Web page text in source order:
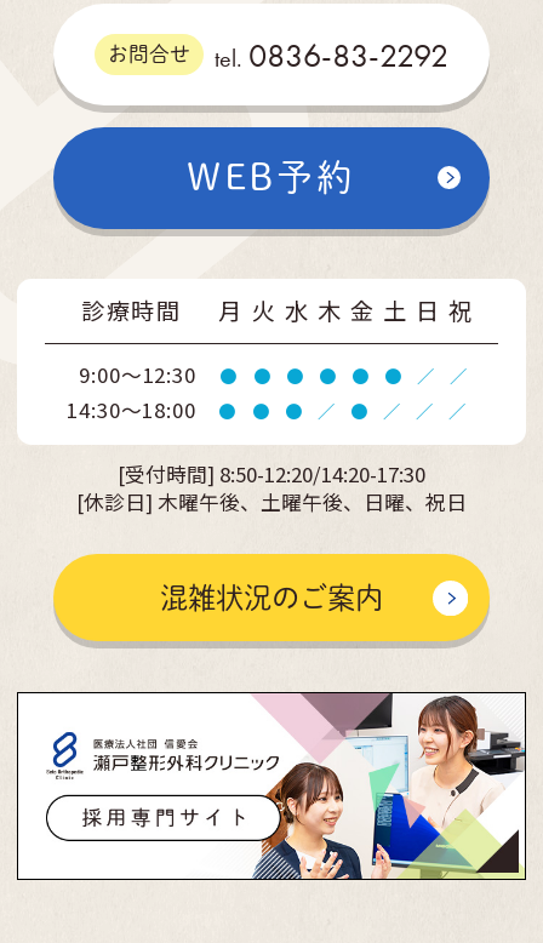
お問合せ tel. 0836-83-2292
WEB予約
診療時間 月 火 水 木 金 土 日 祝
9:00～12:30 ● ● ● ● ● ● ／ ／
14:30～18:00 ● ● ● ／ ● ／ ／ ／
[受付時間] 8:50-12:20/14:20-17:30
[休診日] 木曜午後、土曜午後、日曜、祝日
混雑状況のご案内